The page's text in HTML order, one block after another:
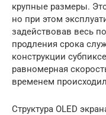
крупные размеры.
но при этом
задействовав весь
продления срока
конструкции
равномерная
временем
Структура OLED